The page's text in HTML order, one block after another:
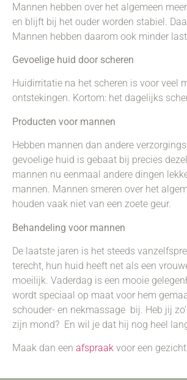
Mannen hebben over het algemeen
en blijft bij het ouder worden stabiel.
Mannen hebben daarom ook minder
Gevoelige huid door scheren
Huidirritatie na het scheren is voor veel
ontstekingen. Kortom: het dagelijks
Producten voor mannen
Hebben mannen dan andere
gevoelige huid is gebaat bij precies
mannen nu eenmaal andere dingen
mannen. Mannen smeren over het
houden vaak niet van een zoete geur.
Behandeling voor mannen
De laatste jaren is het steeds
terecht, hun huid heeft net als een
moeilijk. Vaderdag is een mooie
wordt speciaal op maat voor hem
schouder- en nekmassage bij. Heb jij
zijn mond? En wil je dat hij nog heel
Maak dan een afspraak voor een